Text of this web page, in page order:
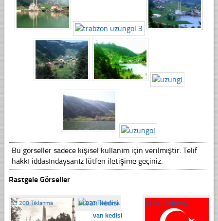
Bu görseller sadece kişisel kullanım için verilmiştir. Telif
hakkı iddasındaysanız lütfen iletişime geçiniz.
Rastgele Görseller
☐ 200 Tıklanma ☐223 Tıklanma
van kedisi
☐ 197 Tıklanma